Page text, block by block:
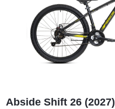
Abside Shift 26 (2027)